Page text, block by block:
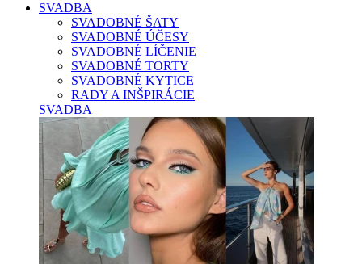
SVADBA
SVADOBNÉ ŠATY
SVADOBNÉ ÚČESY
SVADOBNÉ LÍČENIE
SVADOBNÉ TORTY
SVADOBNÉ KYTICE
RADY A INŠPIRÁCIE
SVADBA